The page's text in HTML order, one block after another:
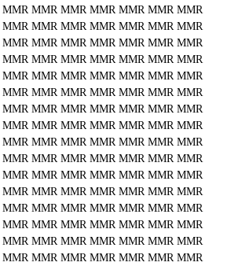
MMR MMR MMR MMR MMR MMR MMR
MMR MMR MMR MMR MMR MMR MMR
MMR MMR MMR MMR MMR MMR MMR
MMR MMR MMR MMR MMR MMR MMR
MMR MMR MMR MMR MMR MMR MMR
MMR MMR MMR MMR MMR MMR MMR
MMR MMR MMR MMR MMR MMR MMR
MMR MMR MMR MMR MMR MMR MMR
MMR MMR MMR MMR MMR MMR MMR
MMR MMR MMR MMR MMR MMR MMR
MMR MMR MMR MMR MMR MMR MMR
MMR MMR MMR MMR MMR MMR MMR
MMR MMR MMR MMR MMR MMR MMR
MMR MMR MMR MMR MMR MMR MMR
MMR MMR MMR MMR MMR MMR MMR
MMR MMR MMR MMR MMR MMR MMR